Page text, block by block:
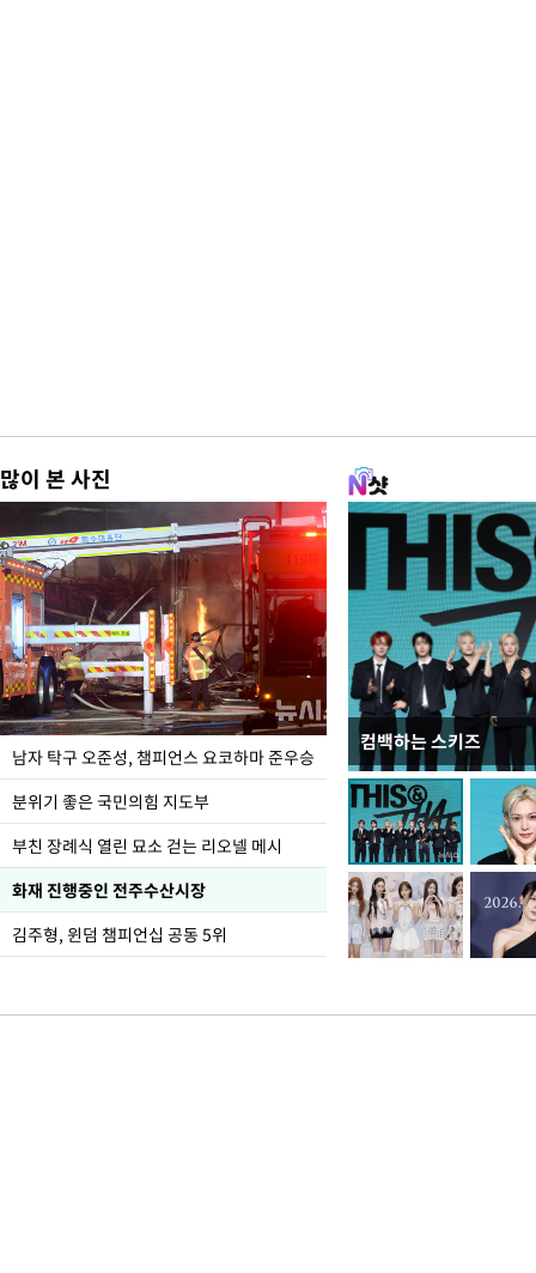
많이 본 사진
남자 탁구 오준성, 챔피언스 요코하마 준우승
분위기 좋은 국민의힘 지도부
부친 장례식 열린 묘소 걷는 리오넬 메시
화재 진행중인 전주수산시장
김주형, 윈덤 챔피언십 공동 5위
컴백하는 스키즈
한-미, UFS연합연습